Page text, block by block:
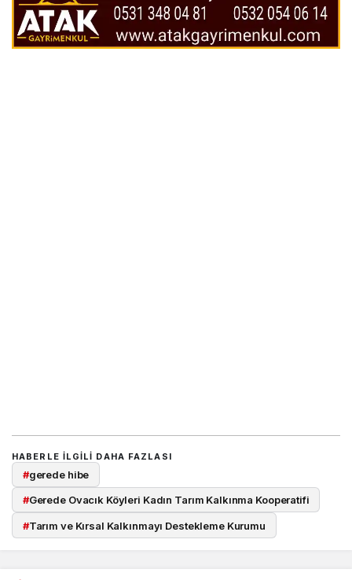
HABERLE ILGILI DAHA FAZLASI
#gerede hibe
#Gerede Ovacık Köyleri Kadın Tarım Kalkınma Kooperatifi
#Tarım ve Kırsal Kalkınmayı Destekleme Kurumu